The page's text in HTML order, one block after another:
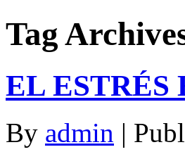
Tag
EL ESTRÉS
By admin |